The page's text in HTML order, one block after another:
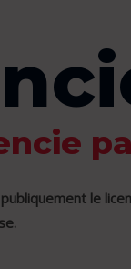
le